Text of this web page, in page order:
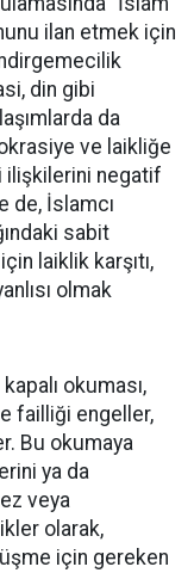
ilan etmek için
din gibi
da
ve laikliğe
ilişkilerini negatif
de, İslamcı
sabit
laiklik karşıtı,
olmak
okuması,
failliği engeller,
Bu okumaya
ya da
veya
olarak,
için gereken